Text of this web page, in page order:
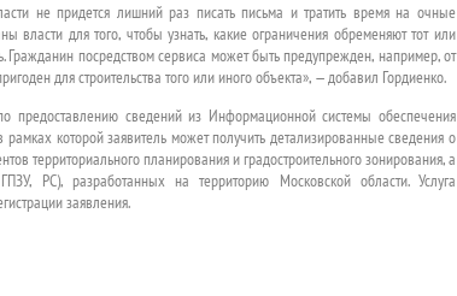
не придется лишний раз писать письма и тратить время на очные
власти для того, чтобы узнать, какие ограничения обременяют тот или
Гражданин посредством сервиса может быть предупрежден, например, от
для строительства того или иного объекта», — добавил Гордиенко.
предоставлению сведений из Информационной системы обеспечения
рамках которой заявитель может получить детализированные сведения о
территориального планирования и градостроительного зонирования, а
РС), разработанных на территорию Московской области. Услуга
заявления.